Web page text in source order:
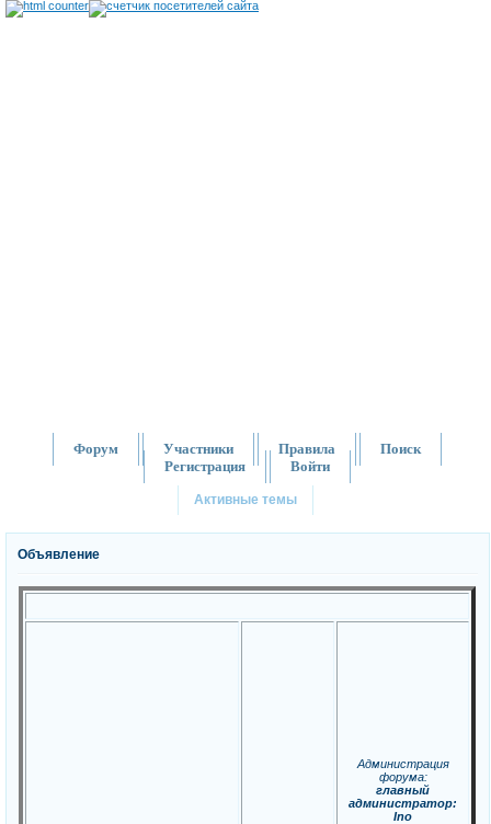
Форум Участники Правила
Поиск
Регистрация
Войти
Активные темы
Объявление
Администрация
форума:
главный
администратор:
Ino